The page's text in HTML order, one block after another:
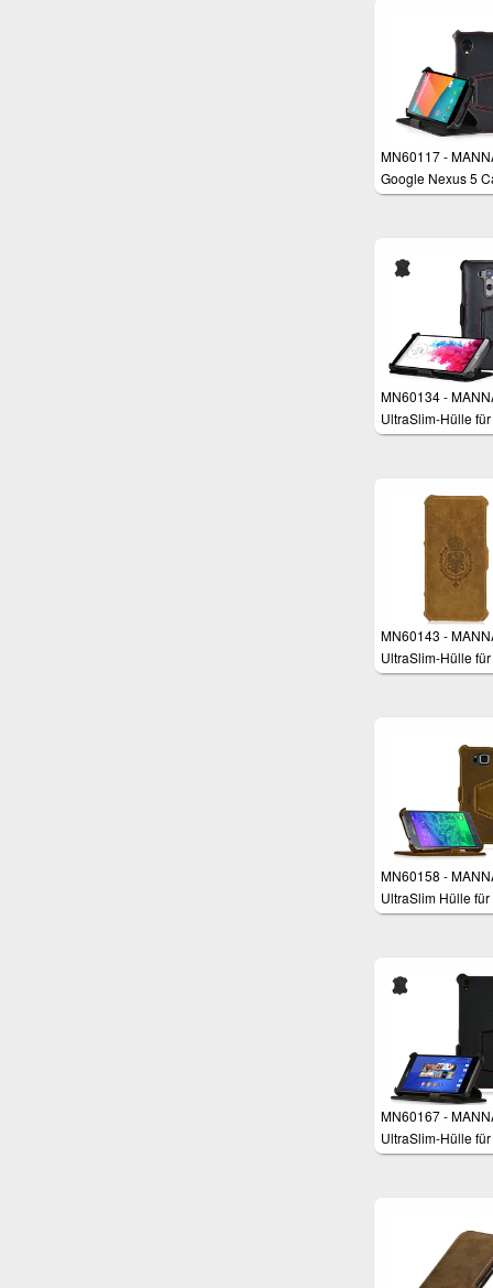
MN60117 -
Google Nexus 5
Schutzhülle
MN60134 -
UltraSlim-Hülle
LG G3
MN60143 -
UltraSlim-Hülle
iPhone 6 Plus
MN60158 -
UltraSlim Hülle für
Samsung Galaxy
MN60167 -
UltraSlim-Hülle
Xperia Z3, Z3+